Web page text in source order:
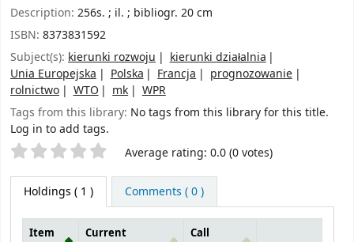
Description: 256s. ; il. ; bibliogr. 20 cm
ISBN: 8373831592
Subject(s): kierunki rozwoju
kierunki działalnia
Unia Europejska
Polska Francja
prognozowanie
rolnictwo
WTO mk
WPR
Tags from this library: No tags from this library for this title.
Log in to add tags.
Star ratings Average rating: 0.0 (0 votes)
Holdings ( 1 ) Comments ( 0 )
Item
Current
Call